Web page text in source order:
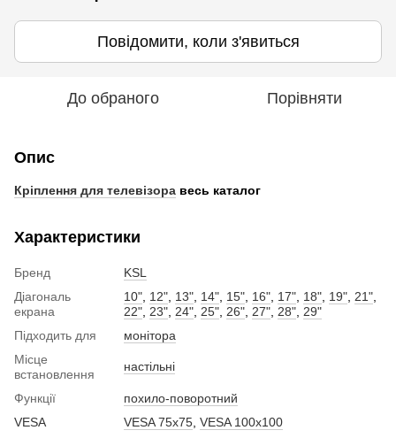
Повідомити, коли з'явиться
До обраного Порівняти
Опис
Кріплення для телевізора весь каталог
Характеристики
Бренд
KSL
Діагональ
екрана
10" 12" 13" 14" 15" 16" 17" 18" 19" 21"
22" 23" 24" 25" 26" 27" 28" 29"
Підходить для
монітора
Місце
встановлення
настільні
Функції
похило-поворотний
VESA
VESA 75x75 VESA 100x100